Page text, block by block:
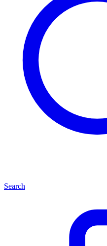
Search